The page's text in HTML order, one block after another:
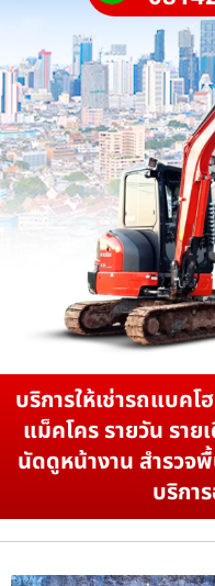
บริการให้เช่ารถแบค
แม็คโคร รายวัน ราย
นัดดูหน้างาน สำรวจพื้
บริกา